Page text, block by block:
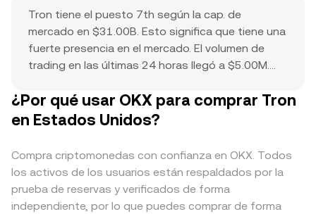
Tron tiene el puesto 7th según la cap. de
mercado en $31.00B. Esto significa que tiene una
fuerte presencia en el mercado. El volumen de
trading en las últimas 24 horas llegó a $5.00M.
histórico de $0.45 sirve como punto de
referencia para el movimiento actual del precio y
de mercado bien posicionada, un volumen diario
alto y un máximo histórico importante es un
indicio de un activo importante con un interés
significativo de los traders y buena liquidez.
¿Por qué usar OKX para comprar Tron
en Estados Unidos?
Compra criptomonedas con confianza en OKX. Todos
los activos de los usuarios están respaldados por la
prueba de reservas y verificados de forma
independiente, por lo que puedes comprar de forma